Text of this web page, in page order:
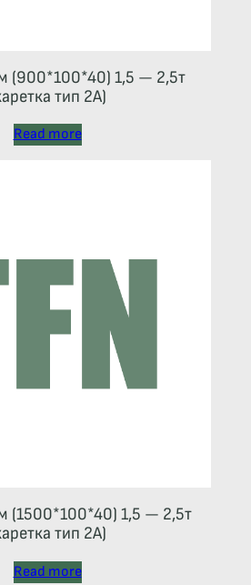
(900*100*40) 1,5 — 2,5т
тип 2A)
Read more
(1500*100*40) 1,5 — 2,5т
тип 2A)
Read more